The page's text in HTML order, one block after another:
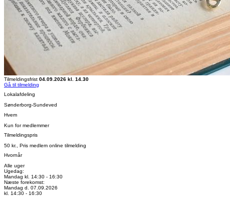
Tilmeldingsfrist 04.09.2026 kl. 14.30
Gå til tilmelding
Lokalafdeling
Sønderborg-Sundeved
Hvem
Kun for medlemmer
Tilmeldingspris
50 kr., Pris medlem online tilmelding
Hvornår
Alle uger
Ugedag:
Mandag kl. 14:30 - 16:30
Næste forekomst:
Mandag d. 07.09.2026
kl. 14:30 - 16:30